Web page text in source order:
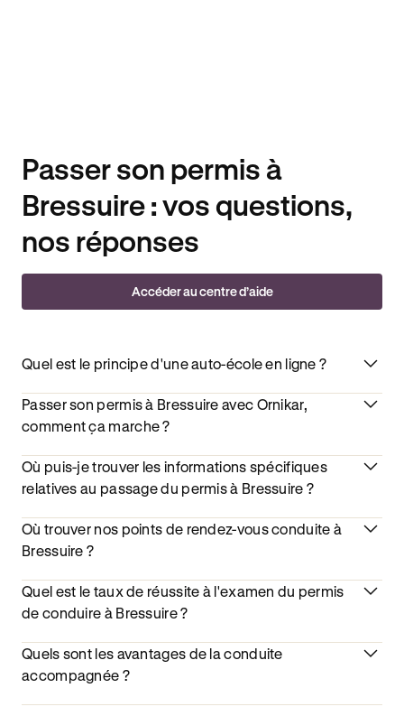
Passer son permis à
Bressuire : vos questions,
nos réponses
Accéder au centre d’aide
Quel est le principe d'une auto-école en ligne ?
Passer son permis à Bressuire avec Ornikar,
comment ça marche ?
Où puis-je trouver les informations spécifiques
relatives au passage du permis à Bressuire ?
Où trouver nos points de rendez-vous conduite à
Bressuire ?
Quel est le taux de réussite à l'examen du permis
de conduire à Bressuire ?
Quels sont les avantages de la conduite
accompagnée ?